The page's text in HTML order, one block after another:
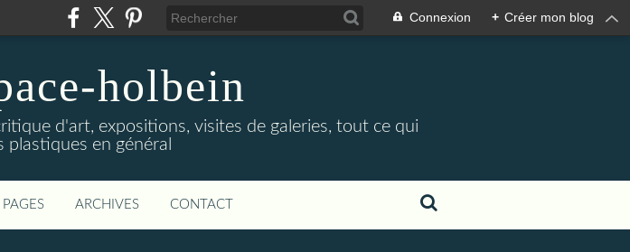
Connexion + Créer mon blog
holbein
d'art, expositions, visites de galeries, tout ce qui
plastiques en général
PAGES ARCHIVES CONTACT